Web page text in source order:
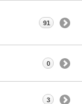
91
0
3